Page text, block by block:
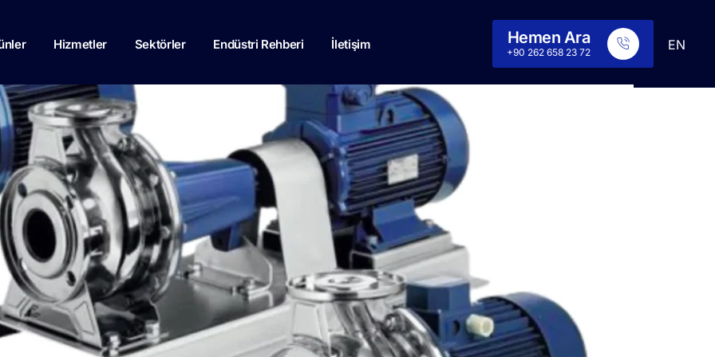
Hizmetler Sektörler Endüstri Rehberi İletişim Hemen Ara
+90 262 658 23 72 EN